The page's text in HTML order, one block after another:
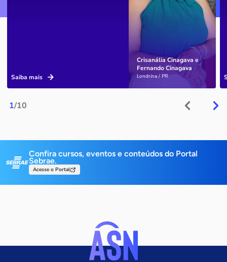
1/10
Crisanália Cinagava e
Fernando Cinagava
Londrina / PR
Saiba mais
Confira cursos, eventos e conteúdos do Portal
Sebrae.
Acesse o Portal